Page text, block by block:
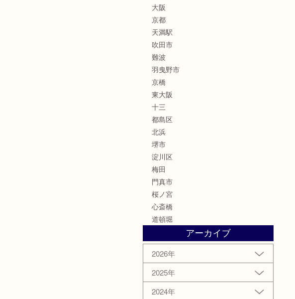
大阪
京都
天満駅
吹田市
難波
羽曳野市
京橋
東大阪
十三
都島区
北浜
堺市
淀川区
梅田
門真市
桜ノ宮
心斎橋
道頓堀
アーカイブ
2026年
2025年
2024年